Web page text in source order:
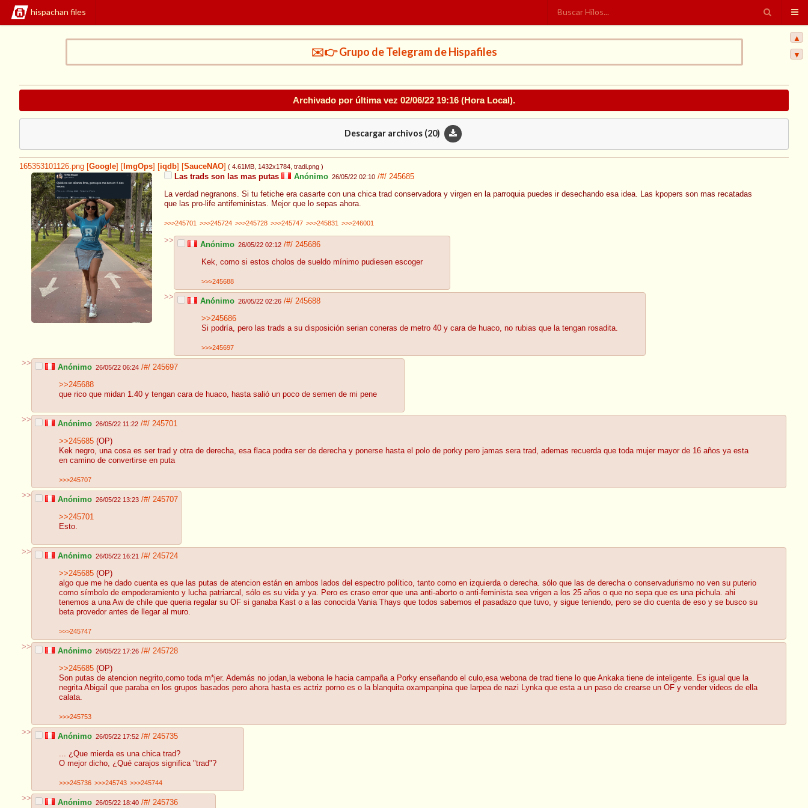
hispachan files
✉️👉 Grupo de Telegram de Hispafiles
Archivado por última vez 02/06/22 19:16 (Hora Local).
Descargar archivos (20)
165353101126.png Google ImgOps iqdb SauceNAO ( 4.61MB , 1432x1784 , tradi.png )
Las trads son las mas putas Anónimo 26/05/22 02:10 /#/ 245685
La verdad negranons. Si tu fetiche era casarte con una chica trad conservadora y virgen en la parroquia puedes ir desechando esa idea. Las kpopers son mas recatadas
que las pro-life antifeministas. Mejor que lo sepas ahora.
>>>245701 >>>245724 >>>245728 >>>245747 >>>245831 >>>246001
>> Anónimo 26/05/22 02:12 /#/ 245686
Kek, como si estos cholos de sueldo mínimo pudiesen escoger
>>>245688
>> Anónimo 26/05/22 02:26 /#/ 245688
>>245686
Si podría, pero las trads a su disposición serian coneras de metro 40 y cara de huaco, no rubias que la tengan rosadita.
>>>245697
>> Anónimo 26/05/22 06:24 /#/ 245697
>>245688
que rico que midan 1.40 y tengan cara de huaco, hasta salió un poco de semen de mi pene
>> Anónimo 26/05/22 11:22 /#/ 245701
>>245685 (OP)
Kek negro, una cosa es ser trad y otra de derecha, esa flaca podra ser de derecha y ponerse hasta el polo de porky pero jamas sera trad, ademas recuerda que toda mujer mayor de 16 años ya esta
en camino de convertirse en puta
>>>245707
>> Anónimo 26/05/22 13:23 /#/ 245707
>>245701
Esto.
>> Anónimo 26/05/22 16:21 /#/ 245724
>>245685 (OP)
algo que me he dado cuenta es que las putas de atencion están en ambos lados del espectro político, tanto como en izquierda o derecha. sólo que las de derecha o conservadurismo no ven su puterio
como símbolo de empoderamiento y lucha patriarcal, sólo es su vida y ya. Pero es craso error que una anti-aborto o anti-feminista sea vrigen a los 25 años o que no sepa que es una pichula. ahi
tenemos a una Aw de chile que queria regalar su OF si ganaba Kast o a las conocida Vania Thays que todos sabemos el pasadazo que tuvo, y sigue teniendo, pero se dio cuenta de eso y se busco su
beta provedor antes de llegar al muro.
>>>245747
>> Anónimo 26/05/22 17:26 /#/ 245728
>>245685 (OP)
Son putas de atencion negrito,como toda m*jer. Además no jodan,la webona le hacia campaña a Porky enseñando el culo,esa webona de trad tiene lo que Ankaka tiene de inteligente. Es igual que la
negrita Abigail que paraba en los grupos basados pero ahora hasta es actriz porno es o la blanquita oxampanpina que larpea de nazi Lynka que esta a un paso de crearse un OF y vender videos de ella
calata.
>>>245753
>> Anónimo 26/05/22 17:52 /#/ 245735
... ¿Que mierda es una chica trad?
O mejor dicho, ¿Qué carajos significa "trad"?
>>>245736 >>>245743 >>>245744
>> Anónimo 26/05/22 18:40 /#/ 245736
▲
▼